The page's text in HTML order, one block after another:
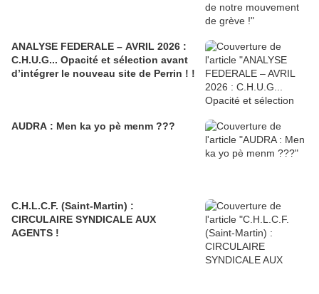
ANALYSE FEDERALE – AVRIL 2026 :
C.H.U.G... Opacité et sélection avant
d’intégrer le nouveau site de Perrin ! !
AUDRA : Men ka yo pè menm ???
C.H.L.C.F. (Saint-Martin) :
CIRCULAIRE SYNDICALE AUX
AGENTS !